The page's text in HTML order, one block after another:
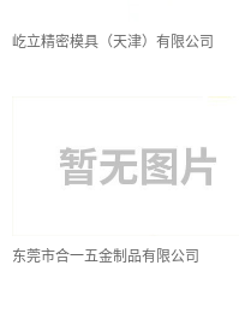
屹立精密模具（天津）有限公司
东莞市合一五金制品有限公司